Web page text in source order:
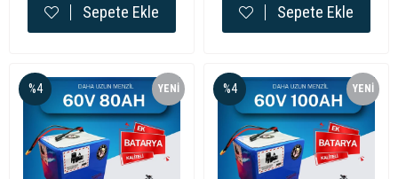
Sepete Ekle Sepete Ekle
%4 YENI
ÜRÜN
%4 YENI
ÜRÜN